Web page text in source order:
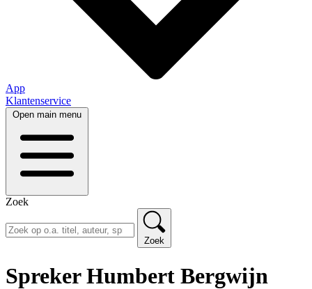
App
Klantenservice
Open main menu
Zoek
Zoek
Spreker Humbert Bergwijn